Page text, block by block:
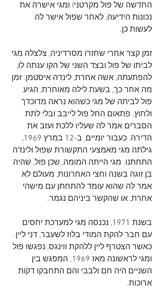
החדשה של פול מקרטני) ומגי אישרה את
נכונות הידיעה, לאחר שפול אישר לה
לעשות כן.
זמן קצר אחרי שחזרו מסרדיניה, צלצלה מגי
לביתו של פול ובצד השני של הקו ענתה לו,
להפתעתה, אשה אחרת, לינדה איסטמן. זמן
מה אחר כך, בשעת לילה מאוחרת, הגיע
פול לביתה של מגי כשהוא נראה מדוכדך
ולחוץ. פתאום החל פול לייבב ובלי לתת
הסברים אמר לה שעליו ללכת ועזב את
הדירה. כעבור יומיים, ב-12 במרץ 1969,
גילתה מגי מאמצעי התקשורת שפול ולינדה
התחתנו. מגי הייתה המומה, שכן פול, שהיה
בן זוגה בשנה וחצי האחרונות, מעולם לא
אמר לה שהוא עומד להתחתן עם מישהי
אחרת, או שהקשר ביניהם נגמר.
בשנת 1971, נכנסה מגי למערכת יחסים
עם חבר להקת המודי בלוז לשעבר, דני ליין.
כאשר הצטרף ליין ללהקת ווינגס, נפגשו פול
ומגי לראשונה מאז 1969. המפגש בין
השניים היה חם ולבבי והם התחבקו דקות
ארוכות.